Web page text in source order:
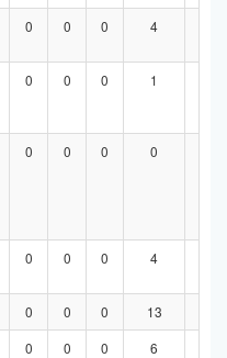
0 0 0 4
0 0 0 1
0 0 0 0
0 0 0 4
0 0 0 13
0 0 0 6